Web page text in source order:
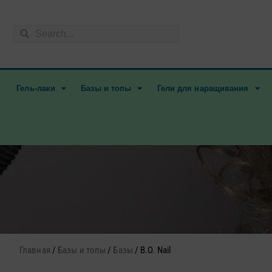
содержимому
ПоискПоиск
Гель-лаки Базы и топы Гели для наращивания
Главная / Базы и топы / Базы / B.O. Nail